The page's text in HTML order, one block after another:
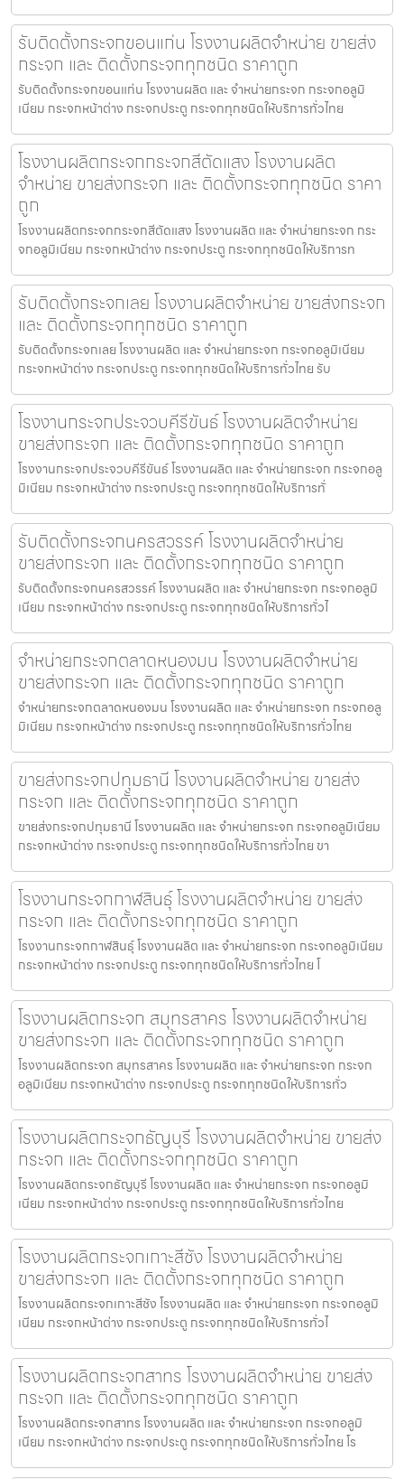
รับติดตั้งกระจกขอนแก่น โรงงานผลิตจำหน่าย ขายส่ง
กระจก และ ติดตั้งกระจกทุกชนิด ราคาถูก
รับติดตั้งกระจกขอนแก่น โรงงานผลิต และ จำหน่ายกระจก กระจกอลูมิ
เนียม กระจกหน้าต่าง กระจกประตู กระจกทุกชนิดให้บริการทั่วไทย
โรงงานผลิตกระจกกระจกสีตัดแสง โรงงานผลิต
จำหน่าย ขายส่งกระจก และ ติดตั้งกระจกทุกชนิด ราคา
ถูก
โรงงานผลิตกระจกกระจกสีตัดแสง โรงงานผลิต และ จำหน่ายกระจก กระ
จกอลูมิเนียม กระจกหน้าต่าง กระจกประตู กระจกทุกชนิดให้บริการท
รับติดตั้งกระจกเลย โรงงานผลิตจำหน่าย ขายส่งกระจก
และ ติดตั้งกระจกทุกชนิด ราคาถูก
รับติดตั้งกระจกเลย โรงงานผลิต และ จำหน่ายกระจก กระจกอลูมิเนียม
กระจกหน้าต่าง กระจกประตู กระจกทุกชนิดให้บริการทั่วไทย รับ
โรงงานกระจกประจวบคีรีขันธ์ โรงงานผลิตจำหน่าย
ขายส่งกระจก และ ติดตั้งกระจกทุกชนิด ราคาถูก
โรงงานกระจกประจวบคีรีขันธ์ โรงงานผลิต และ จำหน่ายกระจก กระจกอลู
มิเนียม กระจกหน้าต่าง กระจกประตู กระจกทุกชนิดให้บริการทั่
รับติดตั้งกระจกนครสวรรค์ โรงงานผลิตจำหน่าย
ขายส่งกระจก และ ติดตั้งกระจกทุกชนิด ราคาถูก
รับติดตั้งกระจกนครสวรรค์ โรงงานผลิต และ จำหน่ายกระจก กระจกอลูมิ
เนียม กระจกหน้าต่าง กระจกประตู กระจกทุกชนิดให้บริการทั่วไ
จำหน่ายกระจกตลาดหนองมน โรงงานผลิตจำหน่าย
ขายส่งกระจก และ ติดตั้งกระจกทุกชนิด ราคาถูก
จำหน่ายกระจกตลาดหนองมน โรงงานผลิต และ จำหน่ายกระจก กระจกอลู
มิเนียม กระจกหน้าต่าง กระจกประตู กระจกทุกชนิดให้บริการทั่วไทย
ขายส่งกระจกปทุมธานี โรงงานผลิตจำหน่าย ขายส่ง
กระจก และ ติดตั้งกระจกทุกชนิด ราคาถูก
ขายส่งกระจกปทุมธานี โรงงานผลิต และ จำหน่ายกระจก กระจกอลูมิเนียม
กระจกหน้าต่าง กระจกประตู กระจกทุกชนิดให้บริการทั่วไทย ขา
โรงงานกระจกกาฬสินธุ์ โรงงานผลิตจำหน่าย ขายส่ง
กระจก และ ติดตั้งกระจกทุกชนิด ราคาถูก
โรงงานกระจกกาฬสินธุ์ โรงงานผลิต และ จำหน่ายกระจก กระจกอลูมิเนียม
กระจกหน้าต่าง กระจกประตู กระจกทุกชนิดให้บริการทั่วไทย โ
โรงงานผลิตกระจก สมุทรสาคร โรงงานผลิตจำหน่าย
ขายส่งกระจก และ ติดตั้งกระจกทุกชนิด ราคาถูก
โรงงานผลิตกระจก สมุทรสาคร โรงงานผลิต และ จำหน่ายกระจก กระจก
อลูมิเนียม กระจกหน้าต่าง กระจกประตู กระจกทุกชนิดให้บริการทั่ว
โรงงานผลิตกระจกธัญบุรี โรงงานผลิตจำหน่าย ขายส่ง
กระจก และ ติดตั้งกระจกทุกชนิด ราคาถูก
โรงงานผลิตกระจกธัญบุรี โรงงานผลิต และ จำหน่ายกระจก กระจกอลูมิ
เนียม กระจกหน้าต่าง กระจกประตู กระจกทุกชนิดให้บริการทั่วไทย
โรงงานผลิตกระจกเกาะสีชัง โรงงานผลิตจำหน่าย
ขายส่งกระจก และ ติดตั้งกระจกทุกชนิด ราคาถูก
โรงงานผลิตกระจกเกาะสีชัง โรงงานผลิต และ จำหน่ายกระจก กระจกอลูมิ
เนียม กระจกหน้าต่าง กระจกประตู กระจกทุกชนิดให้บริการทั่วไ
โรงงานผลิตกระจกสาทร โรงงานผลิตจำหน่าย ขายส่ง
กระจก และ ติดตั้งกระจกทุกชนิด ราคาถูก
โรงงานผลิตกระจกสาทร โรงงานผลิต และ จำหน่ายกระจก กระจกอลูมิ
เนียม กระจกหน้าต่าง กระจกประตู กระจกทุกชนิดให้บริการทั่วไทย โร